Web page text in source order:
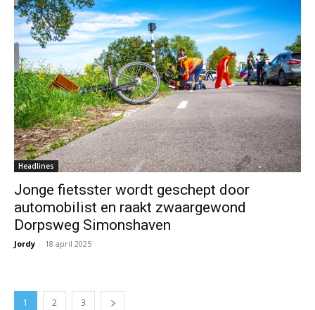
Headlines
Jonge fietsster wordt geschept door
automobilist en raakt zwaargewond
Dorpsweg Simonshaven
Jordy - 18 april 2025
1 2 3